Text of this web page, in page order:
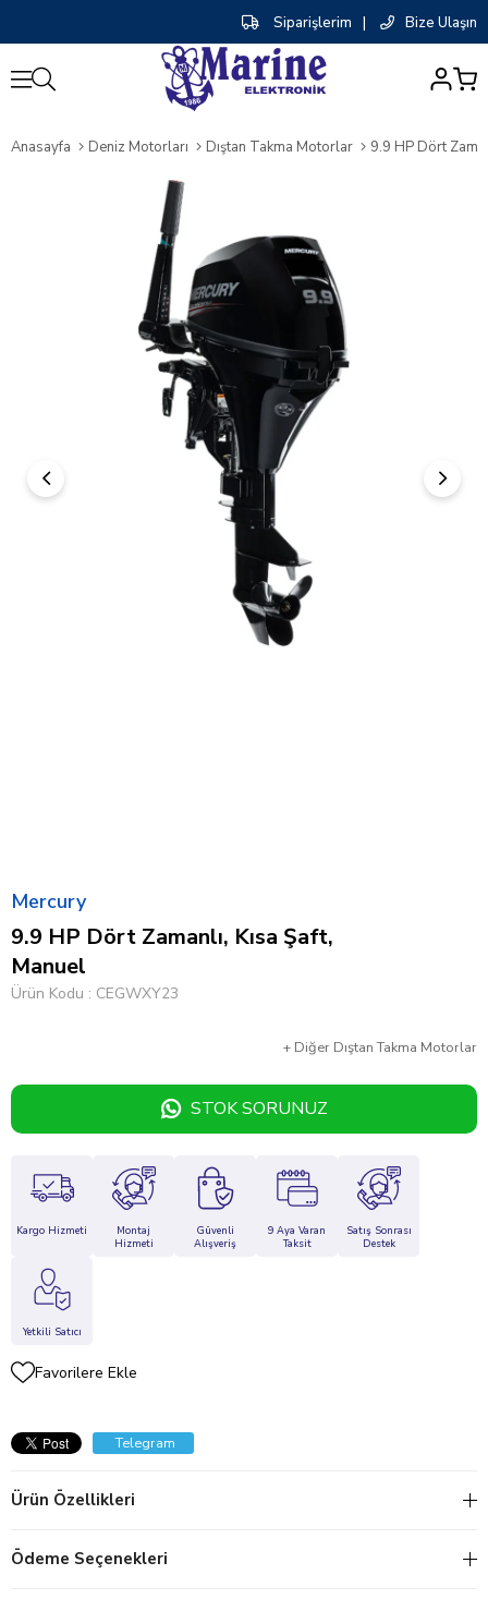
Siparişlerim | Bize Ulaşın
Anasayfa Deniz Motorları Dıştan Takma Motorlar 9.9 HP Dört
Mercury
9.9 HP Dört Zamanlı, Kısa Şaft,
Manuel
Ürün Kodu CEGWXY23
+ Diğer Dıştan Takma Motorlar
STOK SORUNUZ
Kargo Hizmeti
Montaj
Hizmeti
Güvenli
Alışveriş
9 Aya Varan
Taksit
Satış Sonrası
Destek
Yetkili Satıcı
Favorilere Ekle
Telegram
Ürün Özellikleri
Ödeme Seçenekleri